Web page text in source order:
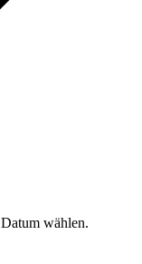
Datum wählen.